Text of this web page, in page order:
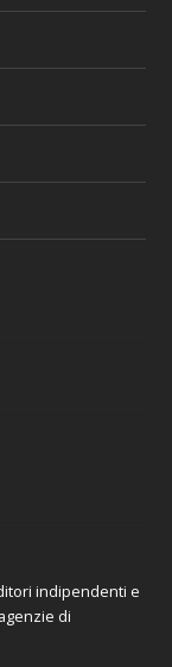
indipendenti e
di